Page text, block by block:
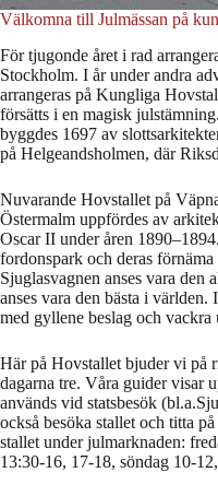
Välkomna till Julmässan på
För tjugonde året i rad
Stockholm. I år under andra
arrangeras på Kungliga
försätts i en magisk
byggdes 1697 av
på Helgeandsholmen, där
Nuvarande Hovstallet på
Östermalm uppfördes av
Oscar II under åren
fordonspark och deras
Sjuglasvagnen anses vara den
anses vara den bästa i
med gyllene beslag och vackra
Här på Hovstallet bjuder vi på
dagarna tre. Våra guider visar
används vid statsbesök
också besöka stallet och titta
stallet under julmarknaden:
13:30-16, 17-18, söndag 10-